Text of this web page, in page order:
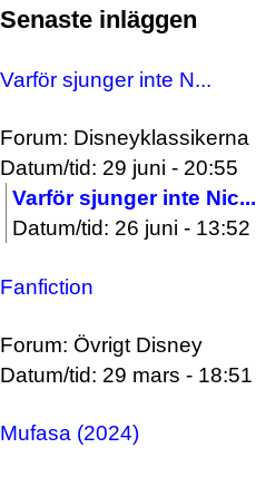
Senaste inläggen
Varför sjunger inte N...
Forum: Disneyklassikerna
Datum/tid: 29 juni - 20:55
Varför sjunger inte Nic...
Datum/tid: 26 juni - 13:52
Fanfiction
Forum: Övrigt Disney
Datum/tid: 29 mars - 18:51
Mufasa (2024)